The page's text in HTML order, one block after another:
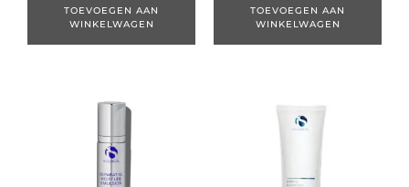
TOEVOEGEN AAN
WINKELWAGEN
TOEVOEGEN AAN
WINKELWAGEN